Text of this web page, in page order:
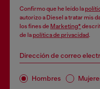
Confirmo que he leído la
autorizo a Diesel a tratar mis
los fines de Marketing*
de lapolítica de privacidad.
Dirección de correo
Hombres